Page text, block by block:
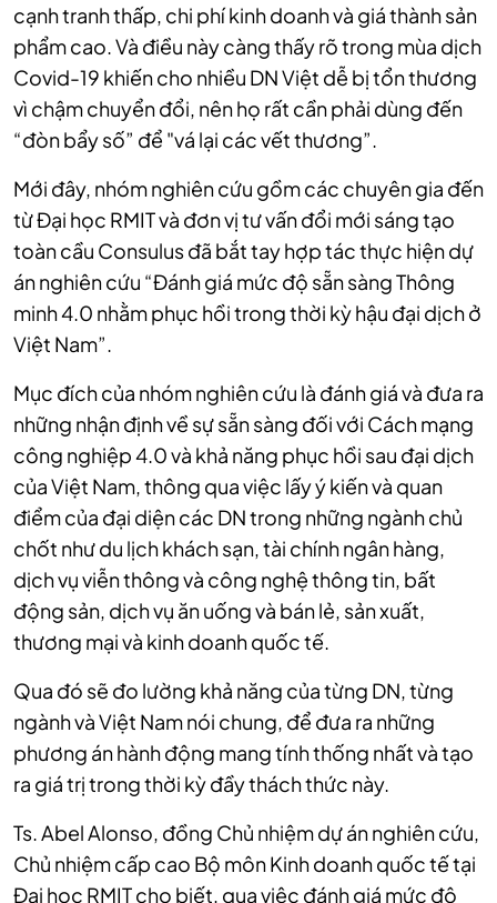
cạnh tranh thấp, chi phí kinh doanh và giá thành sản
phẩm cao. Và điều này càng thấy rõ trong mùa dịch
Covid-19 khiến cho nhiều DN Việt dễ bị tổn thương
vì chậm chuyển đổi, nên họ rất cần phải dùng đến
“đòn bẩy số” để "vá lại các vết thương”.
Mới đây, nhóm nghiên cứu gồm các chuyên gia đến
từ Đại học RMIT và đơn vị tư vấn đổi mới sáng tạo
toàn cầu Consulus đã bắt tay hợp tác thực hiện dự
án nghiên cứu “Đánh giá mức độ sẵn sàng Thông
minh 4.0 nhằm phục hồi trong thời kỳ hậu đại dịch ở
Việt Nam”.
Mục đích của nhóm nghiên cứu là đánh giá và đưa ra
những nhận định về sự sẵn sàng đối với Cách mạng
công nghiệp 4.0 và khả năng phục hồi sau đại dịch
của Việt Nam, thông qua việc lấy ý kiến và quan
điểm của đại diện các DN trong những ngành chủ
chốt như du lịch khách sạn, tài chính ngân hàng,
dịch vụ viễn thông và công nghệ thông tin, bất
động sản, dịch vụ ăn uống và bán lẻ, sản xuất,
thương mại và kinh doanh quốc tế.
Qua đó sẽ đo lường khả năng của từng DN, từng
ngành và Việt Nam nói chung, để đưa ra những
phương án hành động mang tính thống nhất và tạo
ra giá trị trong thời kỳ đầy thách thức này.
Ts. Abel Alonso, đồng Chủ nhiệm dự án nghiên cứu,
Chủ nhiệm cấp cao Bộ môn Kinh doanh quốc tế tại
Đại học RMIT cho biết, qua việc đánh giá mức độ